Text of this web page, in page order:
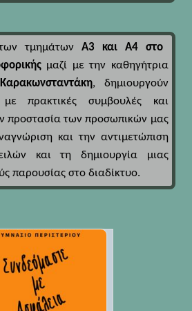
τμημάτωνΑ3 και Α4 στο
μαζί με την καθηγήτρια
, δημιουργούν
πρακτικές συμβουλές και
προστασία των προσωπικών μας
και την αντιμετώπιση
και τη δημιουργία μιας
παρουσίας στο διαδίκτυο.